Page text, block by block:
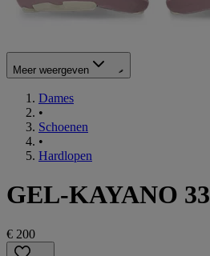
Meer weergeven
Dames
•
Schoenen
•
Hardlopen
GEL-KAYANO 33
€ 200